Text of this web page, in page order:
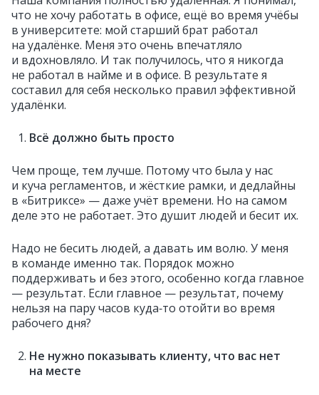
что не хочу работать в офисе, ещё во время учёбы
в университете: мой старший брат работал
на удалёнке. Меня это очень впечатляло
и вдохновляло. И так получилось, что я никогда
не работал в найме и в офисе. В результате я
составил для себя несколько правил эффективной
удалёнки.
Всё должно быть просто
Чем проще, тем лучше. Потому что была у нас
и куча регламентов, и жёсткие рамки, и дедлайны
в «Битриксе» — даже учёт времени. Но на самом
деле это не работает. Это душит людей и бесит их.
Надо не бесить людей, а давать им волю. У меня
в команде именно так. Порядок можно
поддерживать и без этого, особенно когда главное
— результат. Если главное — результат, почему
нельзя на пару часов куда‑то отойти во время
рабочего дня?
Не нужно показывать клиенту, что вас нет
на месте